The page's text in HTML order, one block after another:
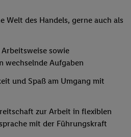
Welt des Handels, gerne auch als
sowie
wechselnde Aufgaben
und Spaß am Umgang mit
zur Arbeit in flexiblen
mit der Führungskraft